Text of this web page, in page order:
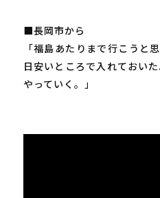
■長岡市から
「福島あたりまで行こうと
日安いところで入れておい
やっていく。」